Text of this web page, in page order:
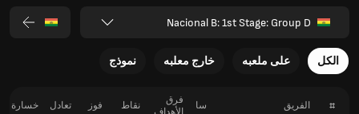
Nacional B: 1st Stage: Group D
الكل على ملعبه خارج معلبه نموذج
# الفريق سا
فرق
الأهداف
نقاط فوز تعادل خسارة